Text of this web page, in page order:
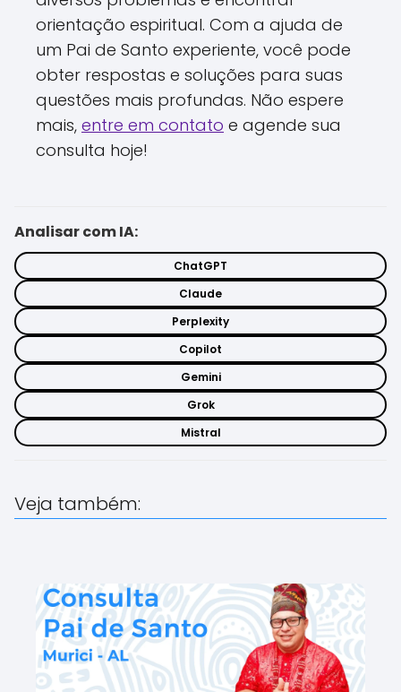
orientação espiritual. Com a ajuda de
um Pai de Santo experiente, você pode
obter respostas e soluções para suas
questões mais profundas. Não espere
mais, entre em contato e agende sua
consulta hoje!
Analisar com IA:
ChatGPT
Claude
Perplexity
Copilot
Gemini
Grok
Mistral
Veja também: